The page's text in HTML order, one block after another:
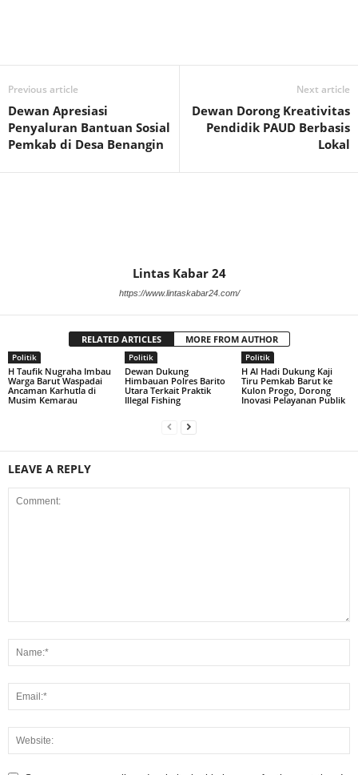
Previous article
Dewan Apresiasi
Penyaluran Bantuan Sosial
Pemkab di Desa Benangin
Next article
Dewan Dorong Kreativitas
Pendidik PAUD Berbasis
Lokal
Lintas Kabar 24
https://www.lintaskabar24.com/
RELATED ARTICLES MORE FROM AUTHOR
Politik
H Taufik Nugraha Imbau
Warga Barut Waspadai
Ancaman Karhutla di
Musim Kemarau
Politik
Dewan Dukung
Himbauan Polres Barito
Utara Terkait Praktik
Illegal Fishing
Politik
H Al Hadi Dukung Kaji
Tiru Pemkab Barut ke
Kulon Progo, Dorong
Inovasi Pelayanan Publik
LEAVE A REPLY